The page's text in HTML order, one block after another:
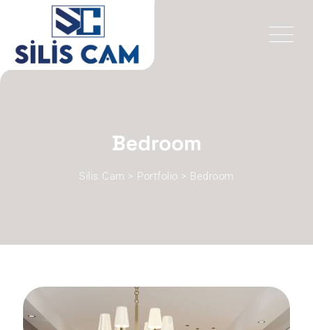
content
Bedroom
Silis Cam > Portfolio > Bedroom